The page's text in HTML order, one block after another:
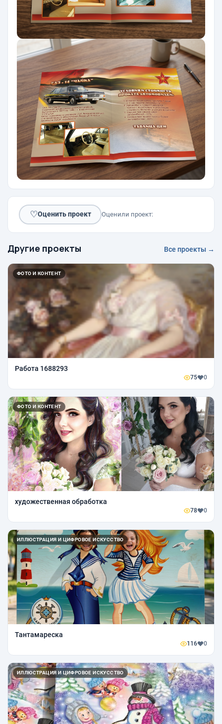
♡Оценить проект Оценили проект:
Другие проекты Все проекты →
ФОТО И КОНТЕНТ
Работа 1688293
75 0
ФОТО И КОНТЕНТ
художественная обработка
78 0
ИЛЛЮСТРАЦИЯ И ЦИФРОВОЕ ИСКУССТВО
Тантамареска
116 0
ИЛЛЮСТРАЦИЯ И ЦИФРОВОЕ ИСКУССТВО